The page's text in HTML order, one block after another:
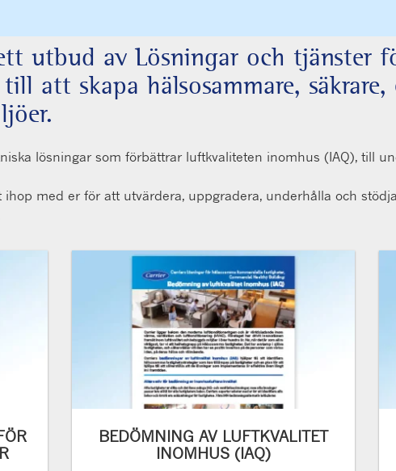
utbud av Lösningar och tjänster
att skapa hälsosammare,
lösningar som förbättrar luftkvaliteten inomhus (IAQ), till
med er för att utvärdera, uppgradera, underhålla och
BEDÖMNING AV LUFTKVALITET
INOMHUS (IAQ)